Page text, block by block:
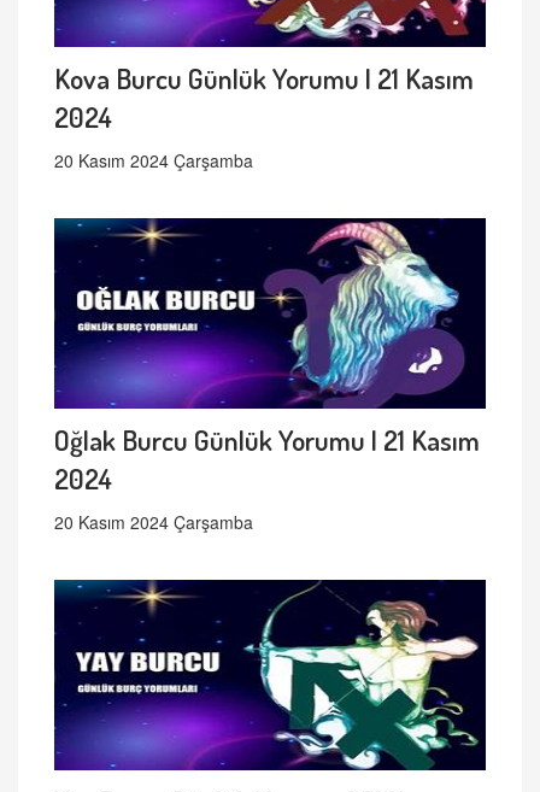
Kova Burcu Günlük Yorumu | 21 Kasım
2024
20 Kasım 2024 Çarşamba
Oğlak Burcu Günlük Yorumu | 21 Kasım
2024
20 Kasım 2024 Çarşamba